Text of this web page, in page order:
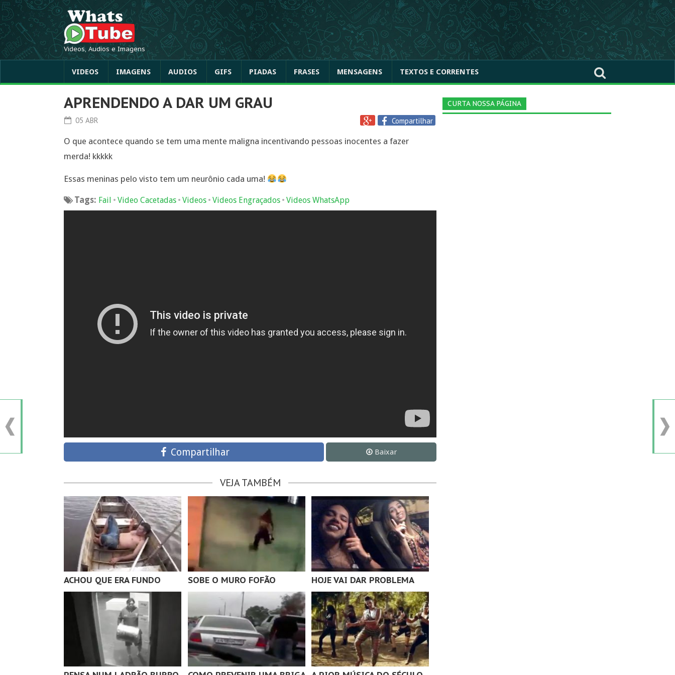
Videos, Audios e Imagens
VIDEOS IMAGENS AUDIOS GIFS PIADAS FRASES MENSAGENS TEXTOS E CORRENTES
APRENDENDO A DAR UM GRAU
05 ABR Compartilhar
O que acontece quando se tem uma mente maligna incentivando pessoas inocentes a fazer
merda! kkkkk
Essas meninas pelo visto tem um neurônio cada uma!
Tags: Fail • Video Cacetadas • Videos • Videos Engraçados • Videos WhatsApp
Compartilhar Baixar
VEJA TAMBÉM
ACHOU QUE ERA FUNDO SOBE O MURO FOFÃO HOJE VAI DAR PROBLEMA
CURTA NOSSA PÁGINA